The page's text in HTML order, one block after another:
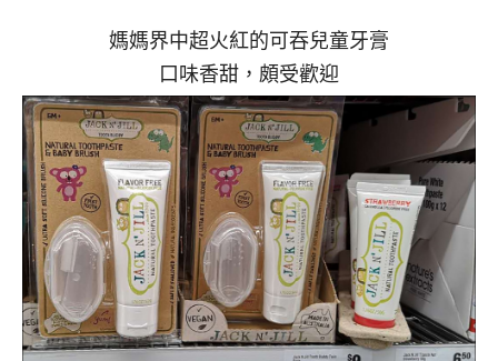
媽媽界中超火紅的可吞兒童牙膏
口味香甜，頗受歡迎